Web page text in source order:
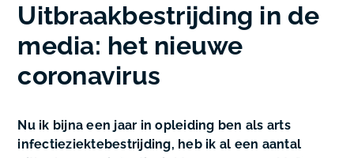
Uitbraakbestrijding in de
media: het nieuwe
coronavirus
Nu ik bijna een jaar in opleiding ben als arts
infectieziektebestrijding, heb ik al een aantal